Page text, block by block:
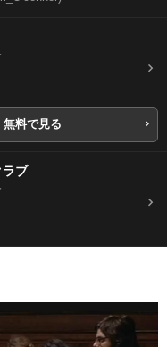
無料で見る
ラブ